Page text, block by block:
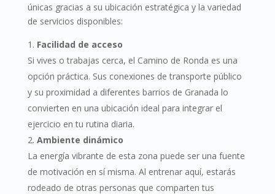
únicas gracias a su ubicación estratégica y la variedad
de servicios disponibles:
Facilidad de acceso
Si vives o trabajas cerca, el Camino de Ronda es una
opción práctica. Sus conexiones de transporte público
y su proximidad a diferentes barrios de Granada lo
convierten en una ubicación ideal para integrar el
ejercicio en tu rutina diaria.
Ambiente dinámico
La energía vibrante de esta zona puede ser una fuente
de motivación en sí misma. Al entrenar aquí, estarás
rodeado de otras personas que comparten tus